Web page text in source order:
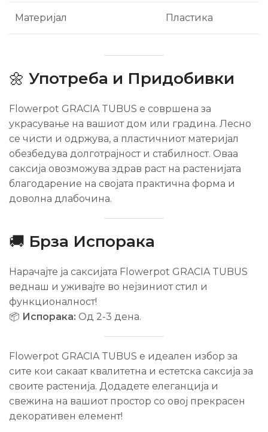
Материјал Пластика
🌼 Употреба и Придобивки
Flowerpot GRACIA TUBUS е совршена за
украсување на вашиот дом или градина. Лесно
се чисти и одржува, а пластичниот материјал
обезбедува долготрајност и стабилност. Оваа
саксија овозможува здрав раст на растенијата
благодарение на својата практична форма и
доволна длабочина.
🚚 Брза Испорака
Нарачајте ја саксијата Flowerpot GRACIA TUBUS
веднаш и уживајте во нејзиниот стил и
функционалност!
📦 Испорака: Од 2-3 дена.
Flowerpot GRACIA TUBUS е идеален избор за
сите кои сакаат квалитетна и естетска саксија за
своите растенија. Додадете елеганција и
свежина на вашиот простор со овој прекрасен
декоративен елемент!